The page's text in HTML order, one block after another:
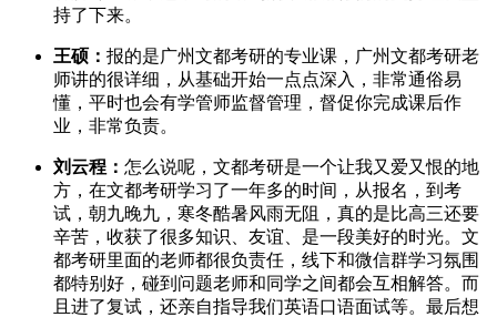
持了下来。
王硕： 报的是广州文都考研的专业课，广州文都考研老
师讲的很详细，从基础开始一点点深入，非常通俗易
懂，平时也会有学管师监督管理，督促你完成课后作
业，非常负责。
刘云程： 怎么说呢，文都考研是一个让我又爱又恨的地
方，在文都考研学习了一年多的时间，从报名，到考
试，朝九晚九，寒冬酷暑风雨无阻，真的是比高三还要
辛苦，收获了很多知识、友谊、是一段美好的时光。文
都考研里面的老师都很负责任，线下和微信群学习氛围
都特别好，碰到问题老师和同学之间都会互相解答。而
且进了复试，还亲自指导我们英语口语面试等。最后想